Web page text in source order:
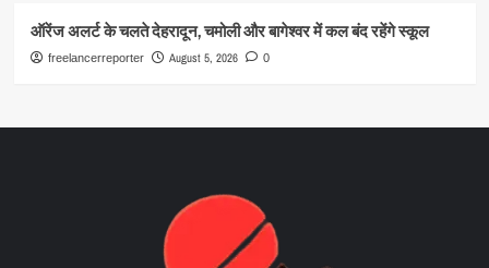
ऑरेंज अलर्ट के चलते देहरादून, चमोली और बागेश्वर में कल बंद रहेंगे स्कूल
freelancerreporter August 5, 2026 0